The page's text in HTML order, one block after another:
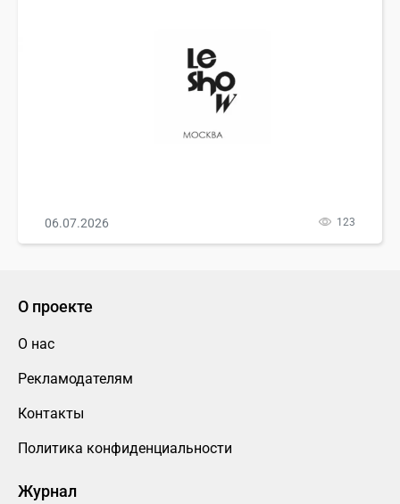
06.07.2026 123
О проекте
О нас
Рекламодателям
Контакты
Политика конфиденциальности
Журнал